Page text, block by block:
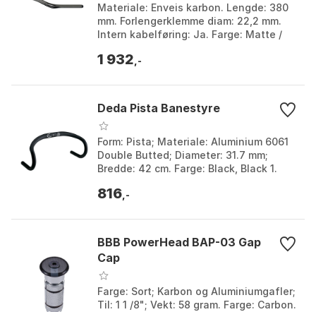
Materiale: Enveis karbon. Lengde: 380
mm. Forlengerklemme diam: 22,2 mm.
Intern kabelføring: Ja. Farge: Matte /
1 932 ,-
Deda Pista Banestyre
Form: Pista; Materiale: Aluminium 6061
Double Butted; Diameter: 31.7 mm;
Bredde: 42 cm. Farge: Black, Black 1.
816 ,-
BBB PowerHead BAP-03 Gap
Cap
Farge: Sort; Karbon og Aluminiumgafler;
Til: 1 1 /8"; Vekt: 58 gram. Farge: Carbon.